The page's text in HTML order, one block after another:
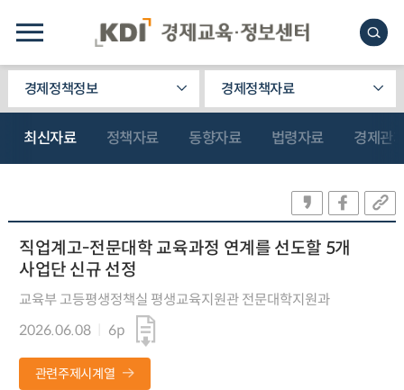
경제정책정보 경제정책자료
최신자료 정책자료 동향자료 법령자료 경제관
직업계고-전문대학 교육과정 연계를 선도할 5개
사업단 신규 선정
교육부 고등평생정책실 평생교육지원관 전문대학지원과
2026.06.08
6p
관련주제시계열